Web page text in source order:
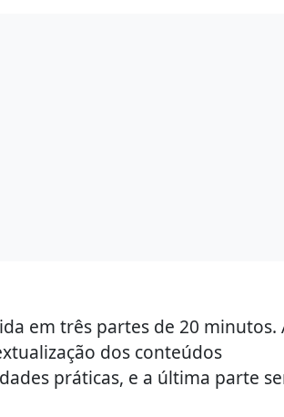
em três partes de 20 minutos.
dos conteúdos
práticas, e a última parte